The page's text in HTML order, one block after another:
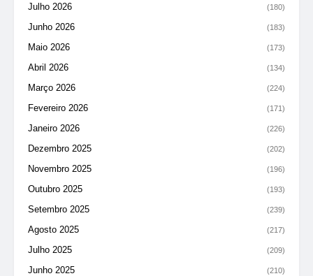
Julho 2026 (180)
Junho 2026 (183)
Maio 2026 (173)
Abril 2026 (134)
Março 2026 (224)
Fevereiro 2026 (171)
Janeiro 2026 (226)
Dezembro 2025 (202)
Novembro 2025 (196)
Outubro 2025 (193)
Setembro 2025 (239)
Agosto 2025 (217)
Julho 2025 (209)
Junho 2025 (210)